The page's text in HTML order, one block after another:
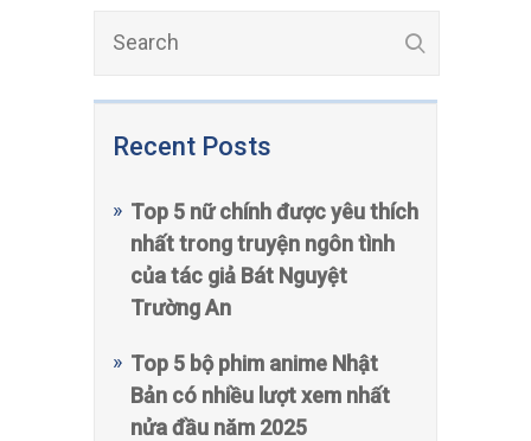
Recent Posts
Top 5 nữ chính được yêu thích
nhất trong truyện ngôn tình
của tác giả Bát Nguyệt
Trường An
Top 5 bộ phim anime Nhật
Bản có nhiều lượt xem nhất
nửa đầu năm 2025